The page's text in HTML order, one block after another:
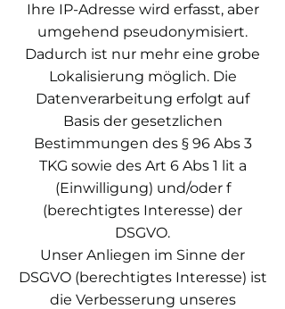
Ihre IP-Adresse wird erfasst, aber
umgehend pseudonymisiert.
Dadurch ist nur mehr eine grobe
Lokalisierung möglich. Die
Datenverarbeitung erfolgt auf
Basis der gesetzlichen
Bestimmungen des § 96 Abs 3
TKG sowie des Art 6 Abs 1 lit a
(Einwilligung) und/oder f
(berechtigtes Interesse) der
DSGVO.
Unser Anliegen im Sinne der
DSGVO (berechtigtes Interesse) ist
die Verbesserung unseres